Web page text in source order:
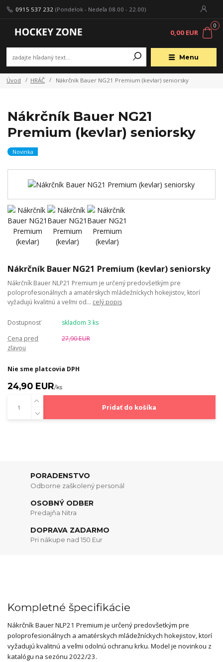
Menu
0915 537 232 (Pondelok - Nedeľa 08.00 - 22.00)
0
0,00 EUR
Úvod HRÁČ Nákrčník Bauer NG21 Premium (kevlar) seniorsky
Nákrčník Bauer NG21
Premium (kevlar) seniorsky
Novinka
Nákrčník Bauer NG21 Premium (kevlar) seniorsky
Nákrčník Bauer NLP21 Premium je určený predovšetkým pre
poloprofesionálnych a amatérskych mládežníckych hokejistov, ktorí
vyžadujú kvalitnú a veľmi od... celý popis
Dostupnosť
skladom 3 ks
Cena pred
zľavou
27,90 EUR
Nie sme platcovia DPH
24,90 EUR/ks
Pridať do košíka
PORADENSTVO
Odborne zaškolený personál
OSOBNÝ ODBER
Predajňa Nitra
DOPRAVA ZADARMO
Pri nákupe nad 150 Eur
Kompletné špecifikácie
Nákrčník Bauer NLP21 Premium je určený predovšetkým pre
poloprofesionálnych a amatérskych mládežníckych hokejistov, ktorí
vyžadujú kvalitnú a veľmi odolnú ochranu krku. Model je novinkou z
katalógu na sezónu 2022/23.